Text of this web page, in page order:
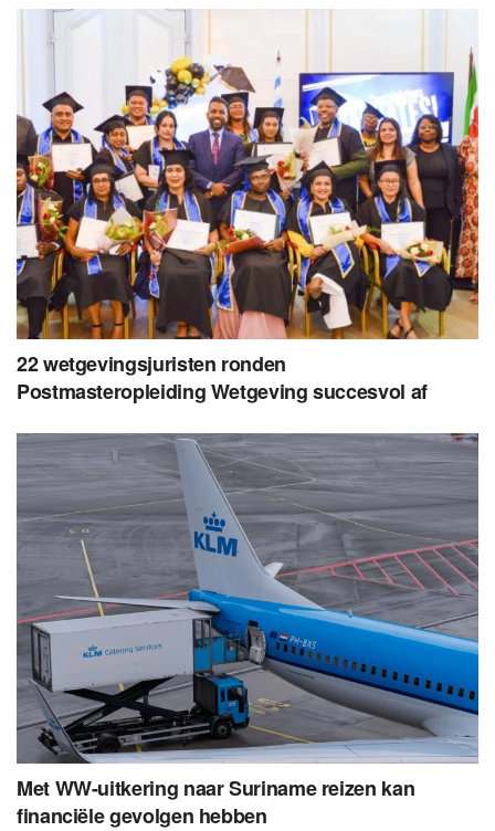
22 wetgevingsjuristen ronden
Postmasteropleiding Wetgeving succesvol af
Met WW-uitkering naar Suriname reizen kan
financiële gevolgen hebben